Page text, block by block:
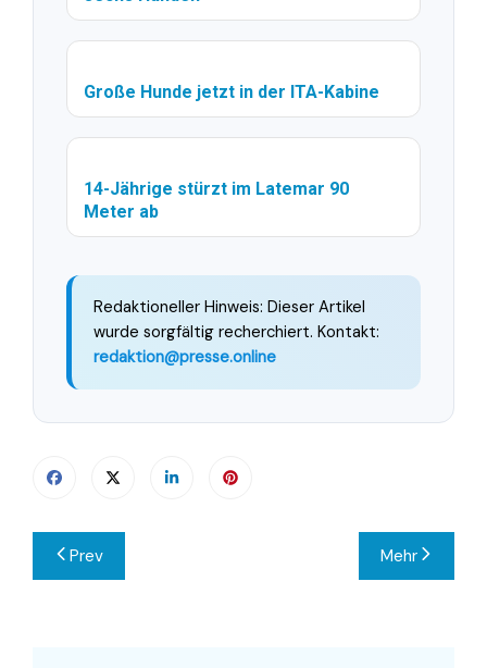
Große Hunde jetzt in der ITA-Kabine
14-Jährige stürzt im Latemar 90
Meter ab
Redaktioneller Hinweis: Dieser Artikel
wurde sorgfältig recherchiert. Kontakt:
redaktion@presse.online
Beitragsnavigation
Prev Mehr